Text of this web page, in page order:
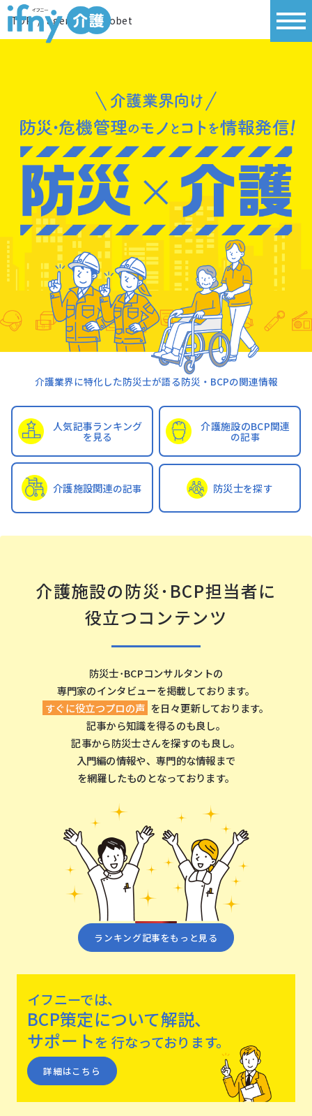
TOP / agen bola sbobet
介護業界に特化した防災士が語る防災・BCPの関連情報
人気記事ランキング
を見る
介護施設のBCP関連
の記事
介護施設関連の記事 防災⼠を探す
介護施設の防災･BCP担当者に
役⽴つコンテンツ
防災⼠･BCPコンサルタントの
専⾨家のインタビューを掲載しております。
すぐに役⽴つプロの声 を⽇々更新しております。
記事から知識を得るのも良し。
記事から防災⼠さんを探すのも良し。
⼊⾨編の情報や、専⾨的な情報まで
を網羅したものとなっております。
ランキング記事をもっと⾒る
イフニーでは、
BCP策定について解説、
サポートを ⾏なっております。
詳細はこちら